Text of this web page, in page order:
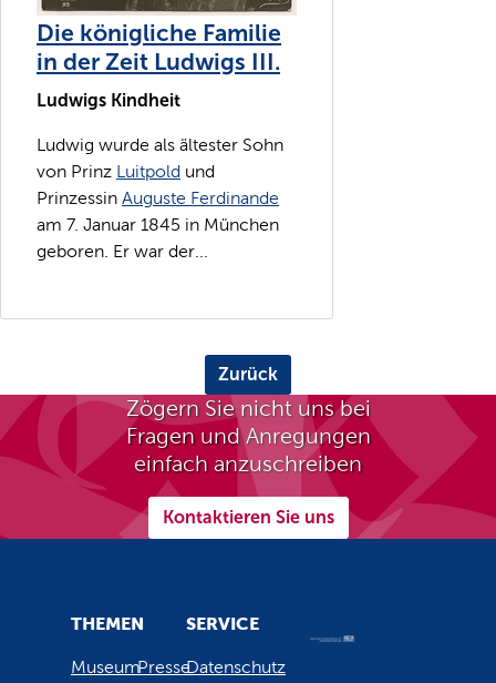
Die königliche Familie
in der Zeit Ludwigs III.
Ludwigs Kindheit
Ludwig wurde als ältester Sohn
von Prinz Luitpold und
Prinzessin Auguste Ferdinande
am 7. Januar 1845 in München
geboren. Er war der...
Zurück
Zögern Sie nicht uns bei
Fragen und Anregungen
einfach anzuschreiben
Kontaktieren Sie uns
THEMEN
MuseumPresse
SERVICE
Datenschutz